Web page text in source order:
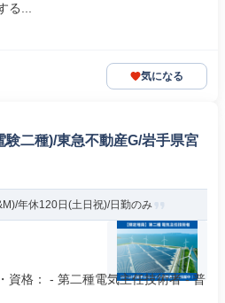
る...
気になる
二種)/東急不動産G/岩手県宮
年休120日(土日祝)/日勤のみ
資格： - 第二種電気主任技術者 - 普